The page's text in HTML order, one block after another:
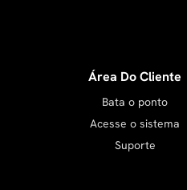
Área Do Cliente
Bata o ponto
Acesse o sistema
Suporte